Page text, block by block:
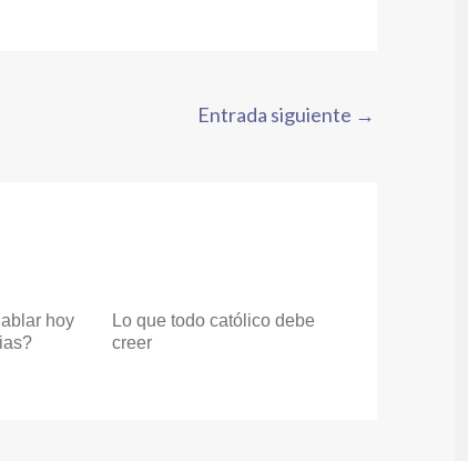
Entrada siguiente →
hoy
Lo que todo católico debe
creer